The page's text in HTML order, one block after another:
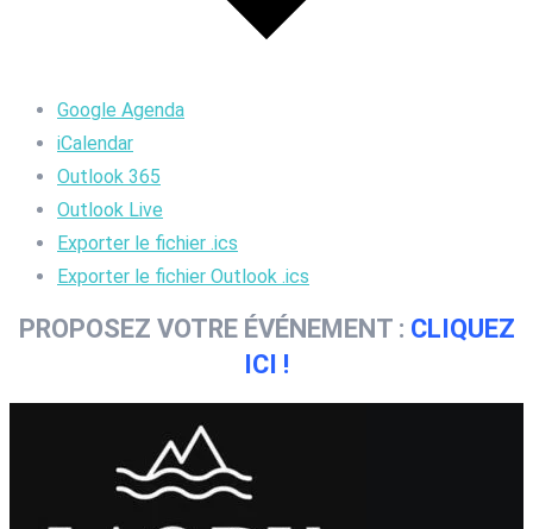
Google Agenda
iCalendar
Outlook 365
Outlook Live
Exporter le fichier .ics
Exporter le fichier Outlook .ics
PROPOSEZ VOTRE ÉVÉNEMENT : CLIQUEZ
ICI !